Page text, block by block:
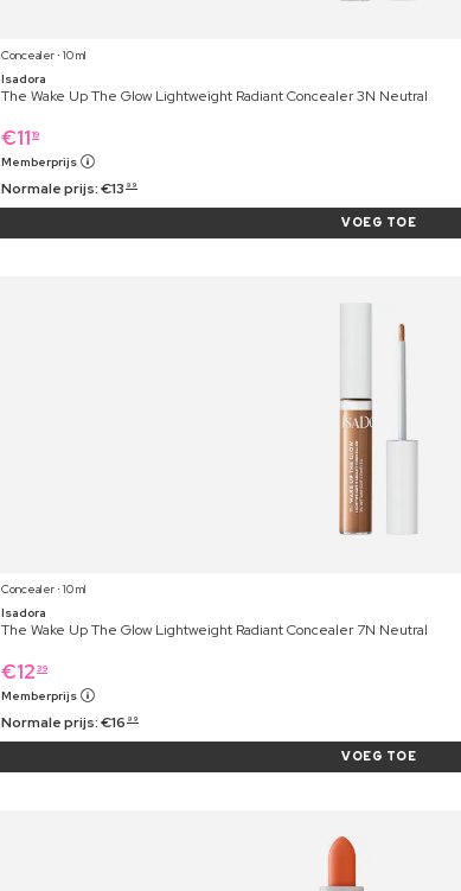
Concealer ⋅ 10 ml
Isadora
The Wake Up The Glow Lightweight Radiant Concealer 3N Neutral
€11 19
Memberprijs
Normale prijs:€13 99
VOEG TOE
Concealer ⋅ 10 ml
Isadora
The Wake Up The Glow Lightweight Radiant Concealer 7N Neutral
€12 39
Memberprijs
Normale prijs:€16 99
VOEG TOE